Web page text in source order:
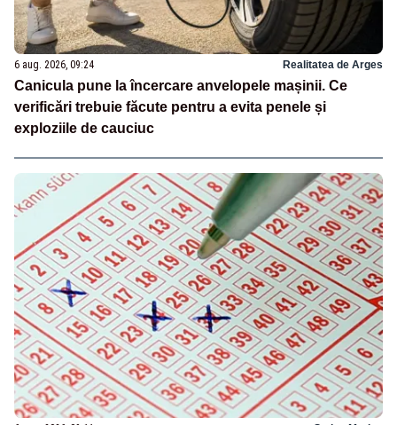
6 aug. 2026, 09:24 Realitatea de Arges
Canicula pune la încercare anvelopele mașinii. Ce
verificări trebuie făcute pentru a evita penele și
exploziile de cauciuc